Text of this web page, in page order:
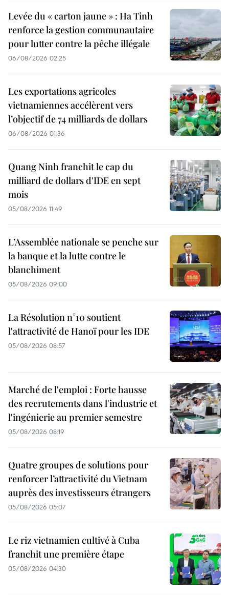
Levée du « carton jaune » : Ha Tinh
renforce la gestion communautaire
pour lutter contre la pêche illégale
06/08/2026 02:25
Les exportations agricoles
vietnamiennes accélèrent vers
l’objectif de 74 milliards de dollars
06/08/2026 01:36
Quang Ninh franchit le cap du
milliard de dollars d'IDE en sept
mois
05/08/2026 11:49
L’Assemblée nationale se penche sur
la banque et la lutte contre le
blanchiment
05/08/2026 09:00
La Résolution n°10 soutient
l'attractivité de Hanoï pour les IDE
05/08/2026 08:57
Marché de l'emploi : Forte hausse
des recrutements dans l'industrie et
l'ingénierie au premier semestre
05/08/2026 08:19
Quatre groupes de solutions pour
renforcer l’attractivité du Vietnam
auprès des investisseurs étrangers
05/08/2026 05:07
Le riz vietnamien cultivé à Cuba
franchit une première étape
05/08/2026 04:30